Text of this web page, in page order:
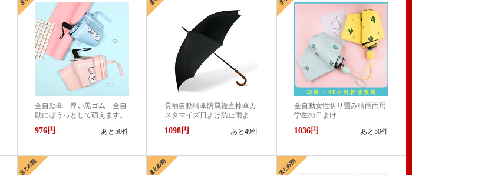
全自動傘 厚い黒ゴム 全自
動にぼうっとして萌えます。
976円 あと50件
長柄自動晴傘防風複直棒傘カ
スタマイズ日よけ防止雨よけ
純色の傘ビジネス ゴルフ
1098円 あと49件
全自動女性折り畳み晴雨両用
学生の日よけ
1036円 あと50件